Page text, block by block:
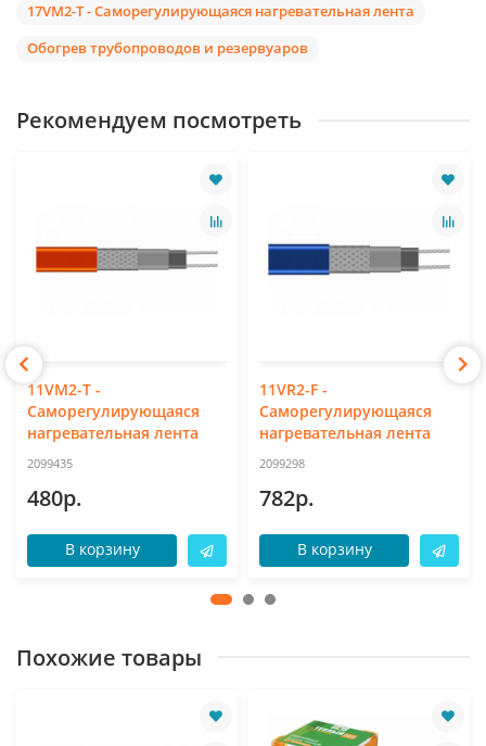
17VM2-T - Саморегулирующаяся нагревательная лента
Обогрев трубопроводов и резервуаров
Рекомендуем посмотреть
11VM2-T -
Саморегулирующаяся
нагревательная лента
2099435
480р.
В корзину
11VR2-F -
Саморегулирующаяся
нагревательная лента
2099298
782р.
В корзину
Похожие товары